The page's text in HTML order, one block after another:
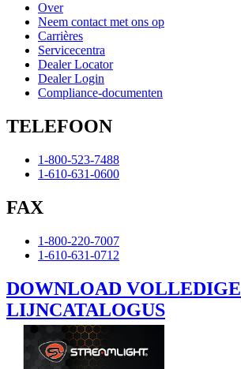
Over
Neem contact met ons op
Carrières
Servicecentra
Dealer Locator
Dealer Login
Compliance-documenten
TELEFOON
1-800-523-7488
1-610-631-0600
FAX
1-800-220-7007
1-610-631-0712
DOWNLOAD VOLLEDIGE
LIJNCATALOGUS